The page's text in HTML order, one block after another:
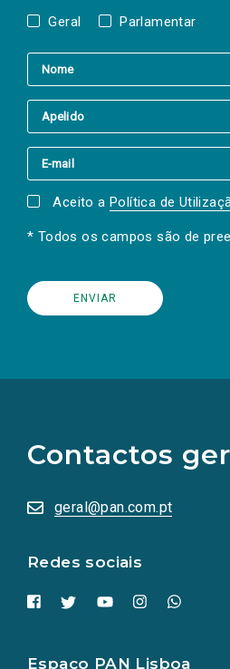
Geral Parlamentar
Aceito a Política de
* Todos os campos são de
Contactos
geral@pan.com.pt
Redes sociais
redes
sociais
numa
nova
Espaço PAN Lisboa